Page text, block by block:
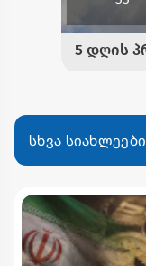
სხვა სიახლეები